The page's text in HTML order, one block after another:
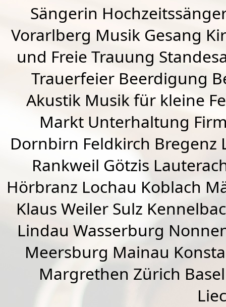
Sängerin
Vorarlberg Musik Gesang
und Freie Trauung
Trauerfeier Beerdigung
Akustik Musik für kleine
Markt Unterhaltung
Dornbirn Feldkirch Bregenz
Rankweil Götzis
Hörbranz Lochau Koblach
Klaus Weiler Sulz
Lindau Wasserburg
Meersburg Mainau
Margrethen Zürich